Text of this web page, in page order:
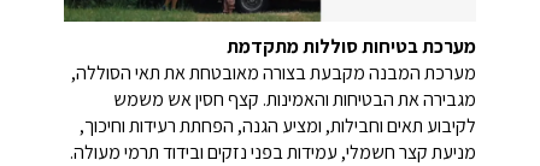
מערכת בטיחות סוללות מתקדמת
מערכת המבנה מקבעת בצורה מאובטחת את תאי הסוללה,
מגבירה את הבטיחות והאמינות. קצף חסין אש משמש
לקיבוע תאים וחבילות, ומציע הגנה, הפחתת רעידות וחיכוך,
מניעת קצר חשמלי, עמידות בפני נזקים ובידוד תרמי מעולה.